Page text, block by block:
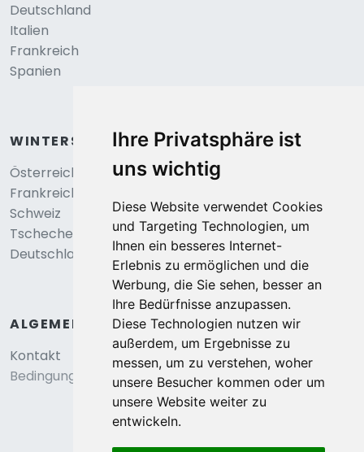
Ihre Privatsphäre ist
uns wichtig
Diese Website verwendet Cookies
und Targeting Technologien, um
Ihnen ein besseres Internet-
Erlebnis zu ermöglichen und die
Werbung, die Sie sehen, besser an
Ihre Bedürfnisse anzupassen.
Diese Technologien nutzen wir
außerdem, um Ergebnisse zu
messen, um zu verstehen, woher
unsere Besucher kommen oder um
unsere Website weiter zu
entwickeln.
Deutschland
Italien
Frankreich
Spanien
WINTERSPORT
Österreich
Frankreich
Schweiz
Tschechei
Deutschland
ALGEMEIN
Kontakt
Bedingungen und konditionen